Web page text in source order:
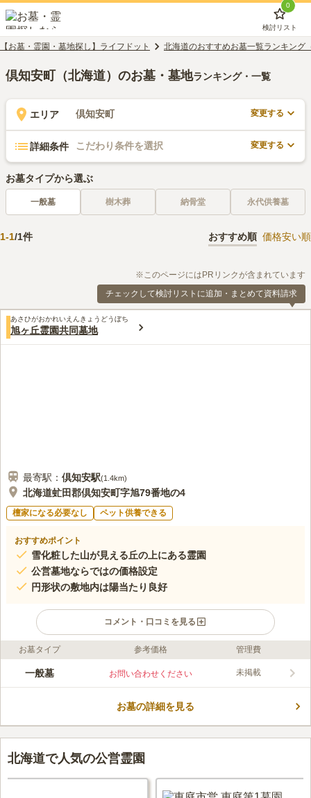
0
検討リスト
【お墓・霊園・墓地探し】ライフドット 北海道のおすすめお墓一覧ランキング
倶知安町（北海道）のお墓・墓地ランキング・一覧
エリア 倶知安町 変更する
詳細条件 こだわり条件を選択 変更する
お墓タイプから選ぶ
一般墓 樹木葬 納骨堂 永代供養墓
1-1/1件 おすすめ順 価格安い順
※このページにはPRリンクが含まれています
チェックして検討リストに追加・まとめて資料請求
あさひがおかれいえんきょうどうぼち
旭ヶ丘霊園共同墓地
最寄駅： 倶知安駅(1.4km)
北海道虻田郡倶知安町字旭79番地の4
檀家になる必要なし ペット供養できる
おすすめポイント
雪化粧した山が見える丘の上にある霊園
公営墓地ならではの価格設定
円形状の敷地内は陽当たり良好
コメント・口コミを見る
ライフドット編集部のコメント
丘の上にある雪山を望める共同墓地です。公営なので宗教は自由
いずれもゆとり墓地です。 県道58号線からすぐの場所にあり、
口コミ評価
この霊園はまだ誰からも評価されていません。
お墓タイプ 参考価格 管理費
一般墓 お問い合わせください 未掲載
お墓の詳細を見る
北海道で人気の公営霊園